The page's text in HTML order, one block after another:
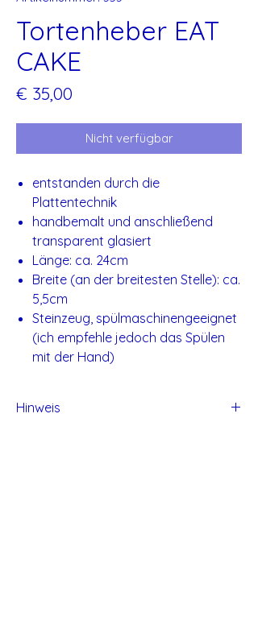
Tortenheber EAT
CAKE
€ 35,00
Nicht verfügbar
entstanden durch die
Plattentechnik
handbemalt und anschließend
transparent glasiert
Länge: ca. 24cm
Breite (an der breitesten Stelle): ca.
5,5cm
Steinzeug, spülmaschinengeeignet
(ich empfehle jedoch das Spülen
mit der Hand)
Hinweis